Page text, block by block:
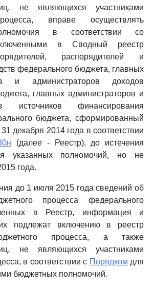
не являющихся участниками
вправе осуществлять
в соответствии со
в Сводный реестр
распорядителей и
федерального бюджета, главных
и администраторов доходов
главных администраторов и
источников финансирования
бюджета, сформированный
декабря 2014 года в соответствии
(далее - Реестр), до истечения
указанных полномочий, но не
года.
до 1 июля 2015 года сведений об
процесса федерального
в Реестр, информация и
подлежат включению в реестр
процесса, а также
не являющихся участниками
в соответствии с Порядком для
бюджетных полномочий.